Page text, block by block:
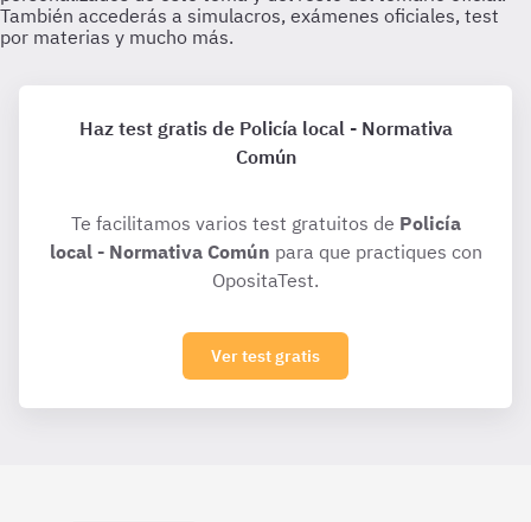
Haz test gratis de Policía local - Normativa
Común
Te facilitamos varios test gratuitos de Policía
local - Normativa Común para que practiques con
OpositaTest.
Ver test gratis